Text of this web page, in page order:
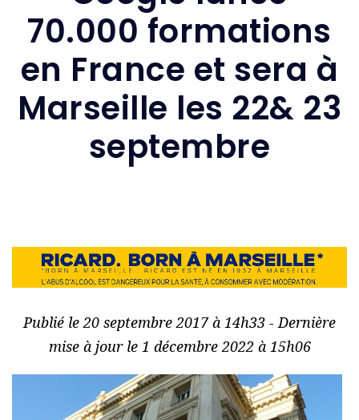
70.000 formations
en France et sera à
Marseille les 22& 23
septembre
Publié le 20 septembre 2017 à 14h33 - Dernière
mise à jour le 1 décembre 2022 à 15h06